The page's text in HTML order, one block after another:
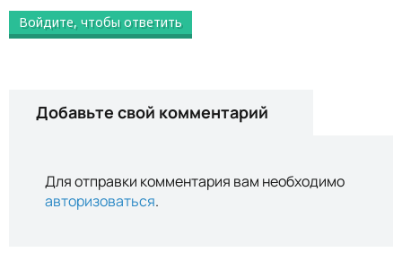
Войдите, чтобы ответить
Добавьте свой комментарий
Для отправки комментария вам необходимо
авторизоваться.